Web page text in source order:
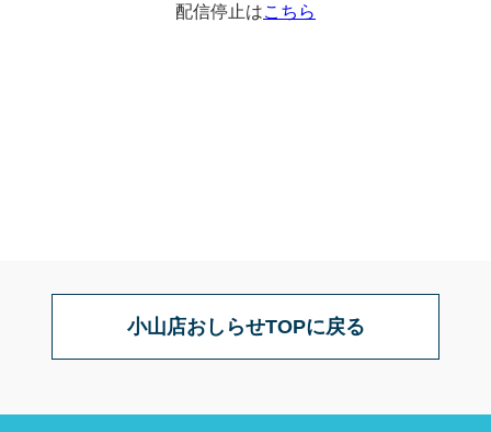
配信停止はこちら
小山店おしらせTOPに戻る